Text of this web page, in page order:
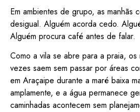
Em ambientes de grupo, as manhãs
desigual. Alguém acorda cedo.
Alguém procura café antes de falar.
Como a vila se abre para a praia, os
vezes saem sem passar por áreas
em Araçaipe durante a maré baixa
amplamente, e a água permanece
caminhadas acontecem sem